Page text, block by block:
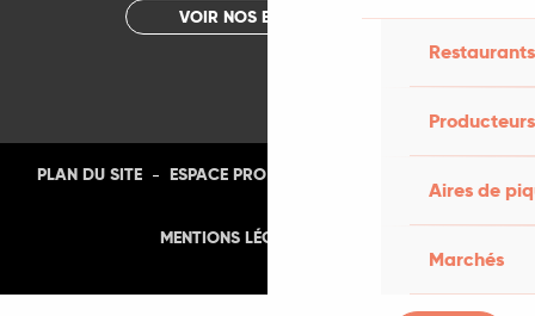
Aires de
Marchés
VOIR NOS BROCHURES
PLAN DU SITE - ESPACE PRO
MENTIONS LÉGALES